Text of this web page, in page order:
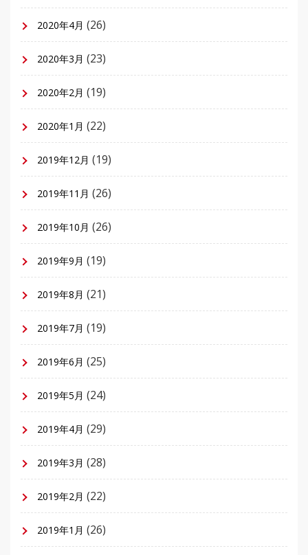
2020年4月 (26)
2020年3月 (23)
2020年2月 (19)
2020年1月 (22)
2019年12月 (19)
2019年11月 (26)
2019年10月 (26)
2019年9月 (19)
2019年8月 (21)
2019年7月 (19)
2019年6月 (25)
2019年5月 (24)
2019年4月 (29)
2019年3月 (28)
2019年2月 (22)
2019年1月 (26)